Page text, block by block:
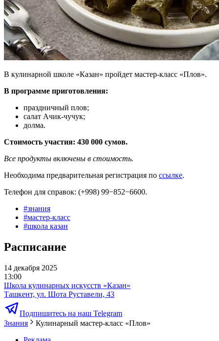
В кулинарной школе «Казан» пройдет мастер-класс «Плов».
В программе приготовления:
праздничный плов;
салат Ачик-чучук;
долма.
Стоимость участия: 430 000 сумов.
Все продукты включены в стоимость.
Необходима предварительная регистрация по ссылке.
Телефон для справок: (+998) 99−852−6600.
#знания
#мастер-класс
#школа казан
Расписание
14 декабря 2025
13:00
Школа кулинарных искусств «Казан»
Ташкент, ул. Шота Руставели, 43
Подпишитесь на наш Telegram
Знания
Кулинарный мастер-класс «Плов»